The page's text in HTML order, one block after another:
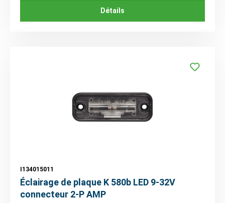
Détails
I134015011
Éclairage de plaque K 580b LED 9-32V
connecteur 2-P AMP